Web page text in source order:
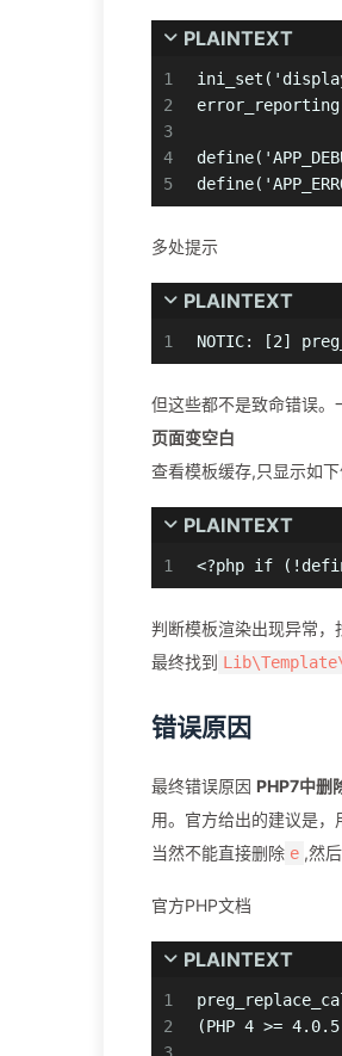
PLAINTEXT
1
2
3
4
5
多处提示
PLAINTEXT
1 NOTIC: [2]
但这些都不是致命错误
页面变空白
查看模板缓存,只显示如
PLAINTEXT
1 <?php if
判断模板渲染出现异常，
最终找到
错误原因
最终错误原因 PHP7中
用。官方给出的建议是
当然不能直接删除 e ,然
官方PHP文档
PLAINTEXT
1
2
(PHP 4 >=